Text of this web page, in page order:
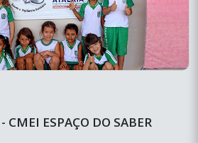
CMEI ESPAÇO DO SABER